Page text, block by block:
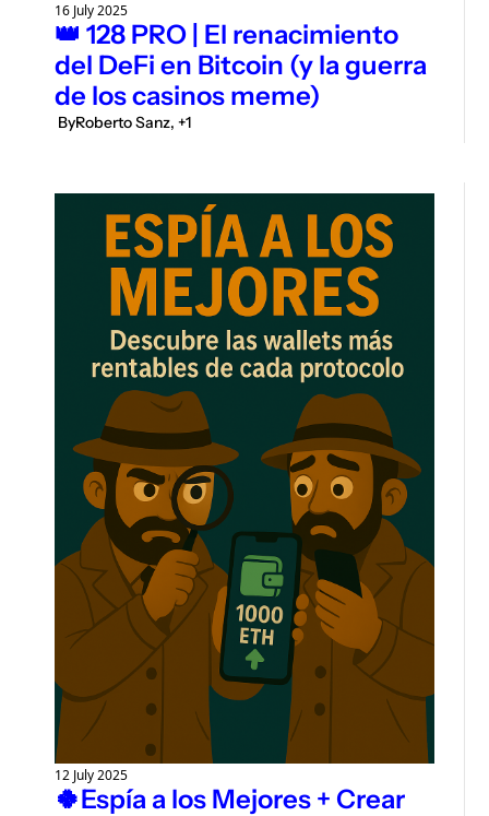
16 July 2025
👑 128 PRO | El renacimiento
del DeFi en Bitcoin (y la guerra
de los casinos meme)
ByRoberto Sanz, +1
12 July 2025
🍀Espía a los Mejores + Crear